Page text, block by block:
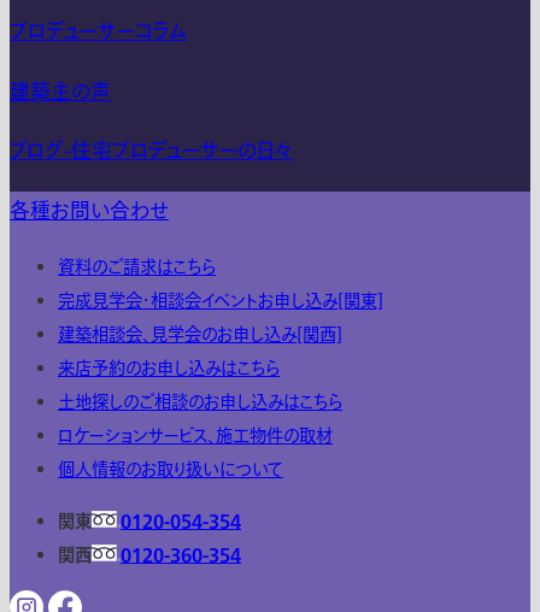
プロデューサーコラム
建築主の声
ブログ-住宅プロデューサーの日々
各種お問い合わせ
資料のご請求はこちら
完成見学会・相談会イベントお申し込み[関東]
建築相談会、見学会のお申し込み[関西]
来店予約のお申し込みはこちら
土地探しのご相談のお申し込みはこちら
ロケーションサービス、施工物件の取材
個人情報のお取り扱いについて
関東
0120-054-354
関西
0120-360-354